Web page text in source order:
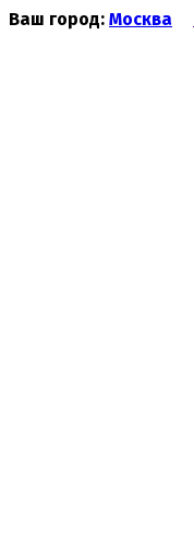
Ваш город: Москва